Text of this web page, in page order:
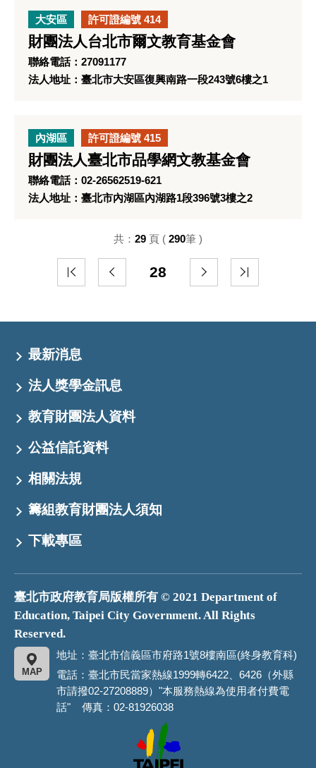
大安區 許可證編號 414
財團法人台北市爾文教育基金會
聯絡電話：27091177
法人地址：臺北市大安區復興南路一段243號6樓之1
內湖區 許可證編號 415
財團法人臺北市品學網文教基金會
聯絡電話：02-26562519-621
法人地址：臺北市內湖區內湖路1段396號3樓之2
28
共： 29 頁 ( 290筆 )
最新消息
法人獎學金訊息
教育財團法人資料
公益信託資料
相關法規
籌組教育財團法人須知
下載專區
臺北市政府教育局版權所有 © 2021 Department of
Education, Taipei City Government. All Rights
Reserved.
地址：臺北市信義區市府路1號8樓南區(終身教育科)
MAP
電話：臺北市民當家熱線1999轉6422、6426（外縣
市請撥02-27208889）"本服務熱線為使用者付費電
話" 傳真：02-81926038
市
政